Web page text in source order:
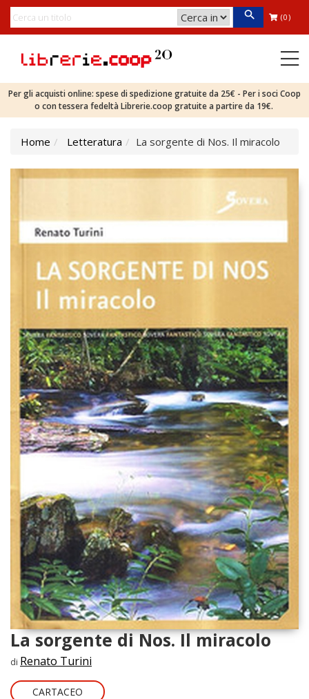
(0)
Per gli acquisti online: spese di spedizione gratuite da 25€ - Per i soci Coop
o con tessera fedeltà Librerie.coop gratuite a partire da 19€.
Home Letteratura La sorgente di Nos. Il miracolo
La sorgente di Nos. Il miracolo
di Renato Turini
CARTACEO